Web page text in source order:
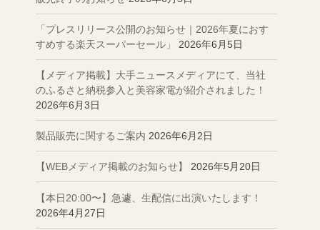
「プレスリリース公開のお知らせ｜2026年夏におす
すめする楽天スーパーセール」
2026年6月5日
【メディア掲載】大手ニュースメディアにて、当社
のふるさと納税参入と美容家電が紹介されました！
2026年6月3日
製品販売に関するご案内 2026年6月2日
【WEBメディア掲載のお知らせ】 2026年5月20日
【本日20:00〜】急遽、生配信に出演いたします！
2026年4月27日